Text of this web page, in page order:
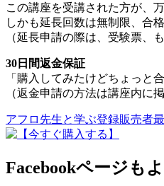
この講座を受講された方が、
しかも延長回数は無制限、合
（延長申請の際は、受験票、
30日間返金保証
「購入してみたけどちょっと
（返金申請の方法は講座内に
アフロ先生と学ぶ登録販売者
Facebookページも